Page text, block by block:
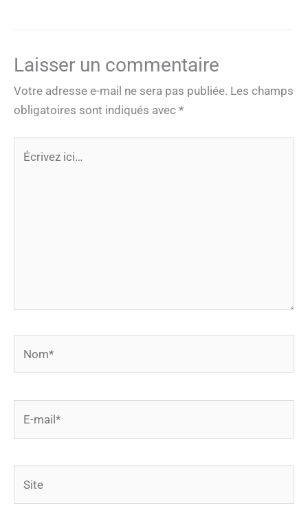
Laisser un commentaire
Votre adresse e-mail ne sera pas publiée. Les champs
obligatoires sont indiqués avec *
ici…